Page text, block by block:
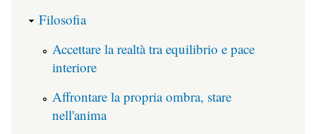
Filosofia
Accettare la realtà tra equilibrio e pace
interiore
Affrontare la propria ombra, stare
nell'anima